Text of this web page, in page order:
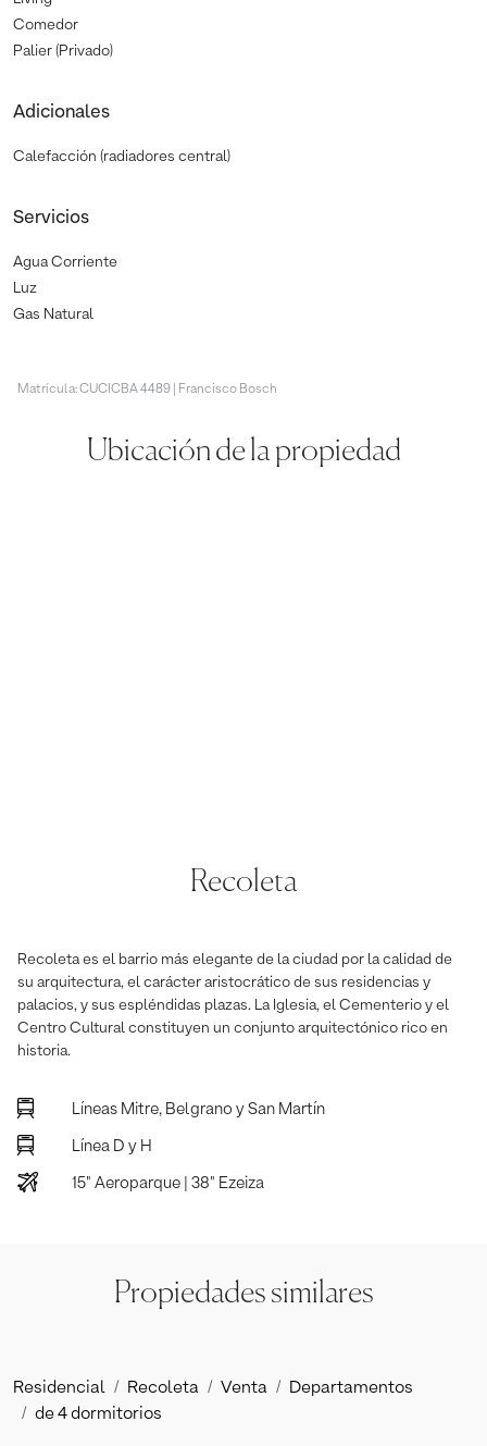
Comedor
Palier (Privado)
Adicionales
Calefacción (radiadores central)
Servicios
Agua Corriente
Luz
Gas Natural
Matrícula: CUCICBA 4489 | Francisco Bosch
Ubicación de la propiedad
Recoleta
Recoleta es el barrio más elegante de la ciudad por la calidad de
su arquitectura, el carácter aristocrático de sus residencias y
palacios, y sus espléndidas plazas. La Iglesia, el Cementerio y el
Centro Cultural constituyen un conjunto arquitectónico rico en
historia.
Líneas Mitre, Belgrano y San Martín
Línea D y H
15" Aeroparque | 38" Ezeiza
Propiedades similares
Residencial Recoleta Venta
Departamentos
de 4 dormitorios